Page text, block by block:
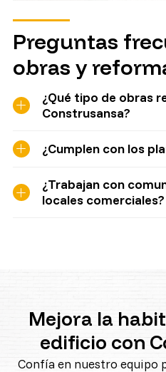
Preguntas
obras y
¿Qué tipo de obras
Construsansa?
¿Cumplen con los
¿Trabajan con
locales comerciales?
Mejora la
edificio con
Confía en nuestro equipo